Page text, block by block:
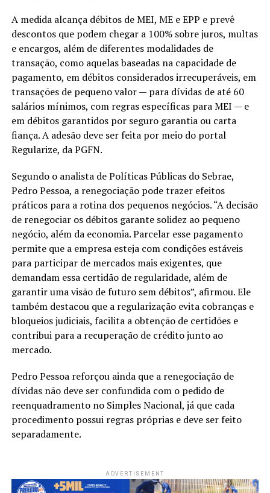
A medida alcança débitos de MEI, ME e EPP e prevê
descontos que podem chegar a 100% sobre juros, multas
e encargos, além de diferentes modalidades de
transação, como aquelas baseadas na capacidade de
pagamento, em débitos considerados irrecuperáveis, em
transações de pequeno valor — para dívidas de até 60
salários mínimos, com regras específicas para MEI — e
em débitos garantidos por seguro garantia ou carta
fiança. A adesão deve ser feita por meio do portal
Regularize, da PGFN.
Segundo o analista de Políticas Públicas do Sebrae,
Pedro Pessoa, a renegociação pode trazer efeitos
práticos para a rotina dos pequenos negócios. “A decisão
de renegociar os débitos garante solidez ao pequeno
negócio, além da economia. Parcelar esse pagamento
permite que a empresa esteja com condições estáveis
para participar de mercados mais exigentes, que
demandam essa certidão de regularidade, além de
garantir uma visão de futuro sem débitos”, afirmou. Ele
também destacou que a regularização evita cobranças e
bloqueios judiciais, facilita a obtenção de certidões e
contribui para a recuperação de crédito junto ao
mercado.
Pedro Pessoa reforçou ainda que a renegociação de
dívidas não deve ser confundida com o pedido de
reenquadramento no Simples Nacional, já que cada
procedimento possui regras próprias e deve ser feito
separadamente.
ADVERTISEMENT